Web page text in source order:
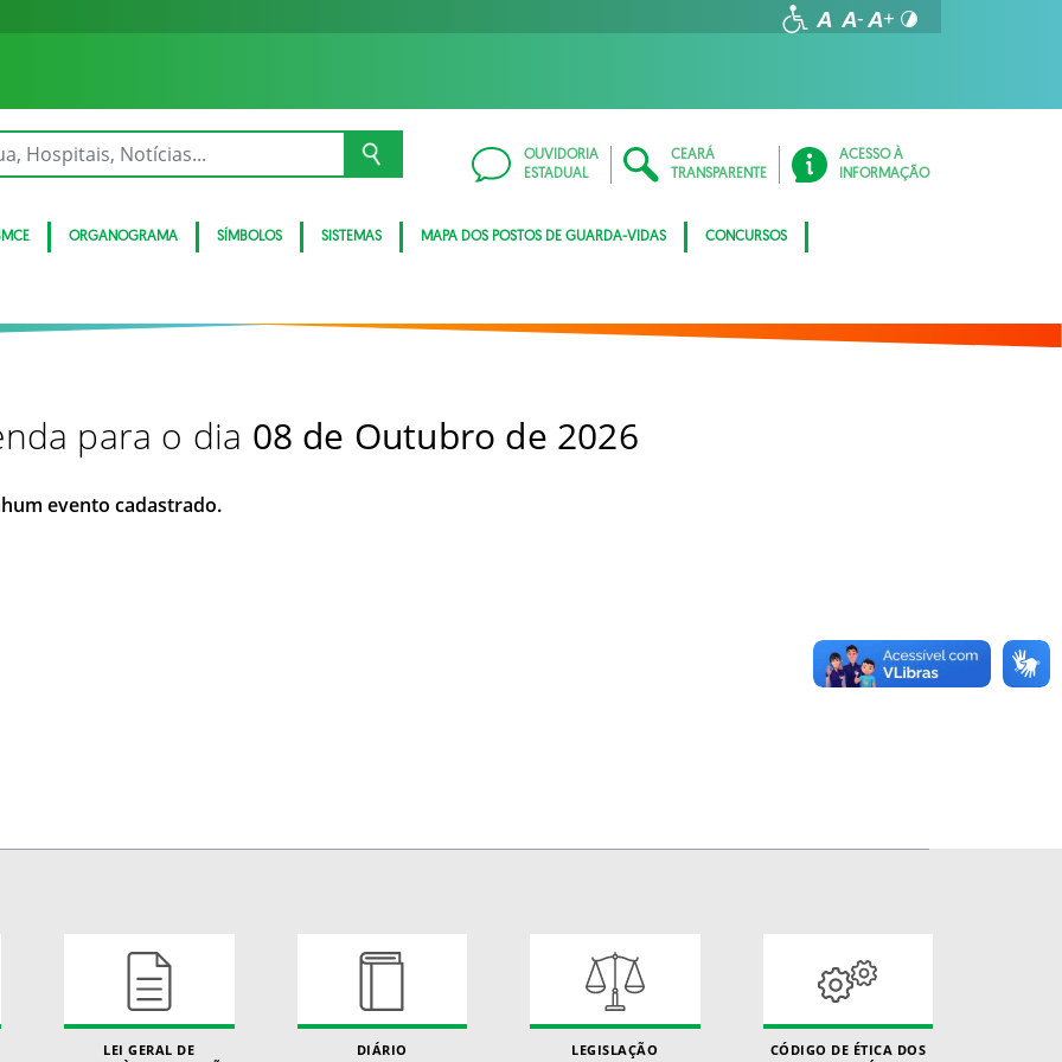
OUVIDORIA
ESTADUAL
CEARÁ
TRANSPARENTE
ACESSO À
INFORMAÇÃO
ORGANOGRAMA SÍMBOLOS SISTEMAS MAPA DOS POSTOS DE GUARDA-VIDAS CONCURSOS
para o dia 08 de Outubro de 2026
evento cadastrado.
LEI GERAL DE
DIÁRIO
LEGISLAÇÃO
CÓDIGO DE ÉTICA DOS